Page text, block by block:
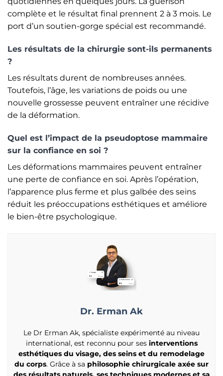
complète et le résultat final prennent 2 à 3 mois. Le
port d’un soutien-gorge spécial est recommandé.
Les résultats de la chirurgie sont-ils permanents
?
Les résultats durent de nombreuses années.
Toutefois, l’âge, les variations de poids ou une
nouvelle grossesse peuvent entraîner une récidive
de la déformation.
Quel est l’impact de la pseudoptose mammaire
sur la confiance en soi ?
Les déformations mammaires peuvent entraîner
une perte de confiance en soi. Après l’opération,
l’apparence plus ferme et plus galbée des seins
réduit les préoccupations esthétiques et améliore
le bien-être psychologique.
Dr. Erman Ak
Le Dr Erman Ak, spécialiste expérimenté au niveau
international, est reconnu pour ses interventions
esthétiques du visage, des seins et du remodelage
du corps. Grâce à sa philosophie chirurgicale axée sur